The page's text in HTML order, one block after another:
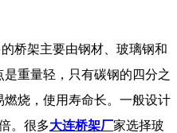
桥架主要由钢材、玻璃钢和
重量轻，只有碳钢的四分之
烧，使用寿命长。一般设计
。很多大连桥架厂家选择玻